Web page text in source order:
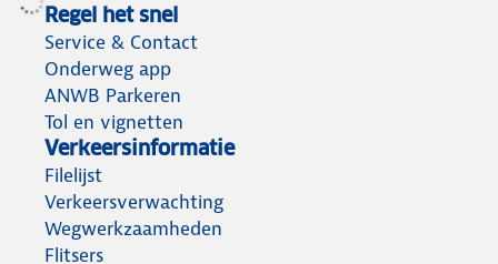
Regel het snel
Service & Contact
Onderweg app
ANWB Parkeren
Tol en vignetten
Verkeersinformatie
Filelijst
Verkeersverwachting
Wegwerkzaamheden
Flitsers